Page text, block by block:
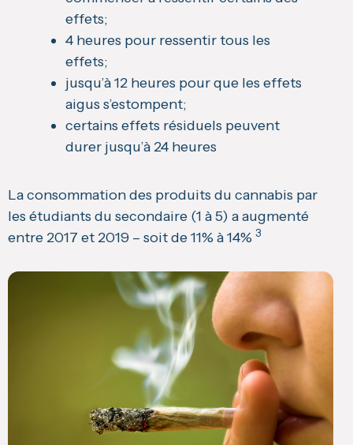
effets;
4 heures pour ressentir tous les
effets;
jusqu’à 12 heures pour que les effets
aigus s’estompent;
certains effets résiduels peuvent
durer jusqu’à 24 heures
La consommation des produits du cannabis par
les étudiants du secondaire (1 à 5) a augmenté
entre 2017 et 2019 – soit de 11% à 14% 3